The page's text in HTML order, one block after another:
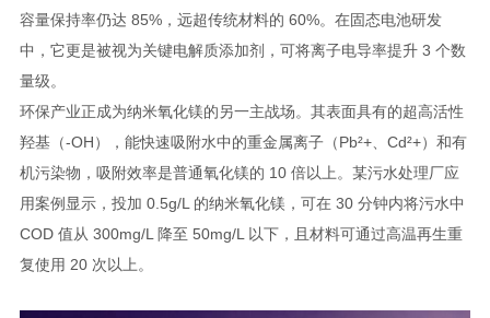
容量保持率仍达 85%，远超传统材料的 60%。在固态电池研发
中，它更是被视为关键电解质添加剂，可将离子电导率提升 3 个数
量级。
环保产业正成为纳米氧化镁的另一主战场。其表面具有的超高活性
羟基（-OH），能快速吸附水中的重金属离子（Pb²+、Cd²+）和有
机污染物，吸附效率是普通氧化镁的 10 倍以上。某污水处理厂应
用案例显示，投加 0.5g/L 的纳米氧化镁，可在 30 分钟内将污水中
COD 值从 300mg/L 降至 50mg/L 以下，且材料可通过高温再生重
复使用 20 次以上。